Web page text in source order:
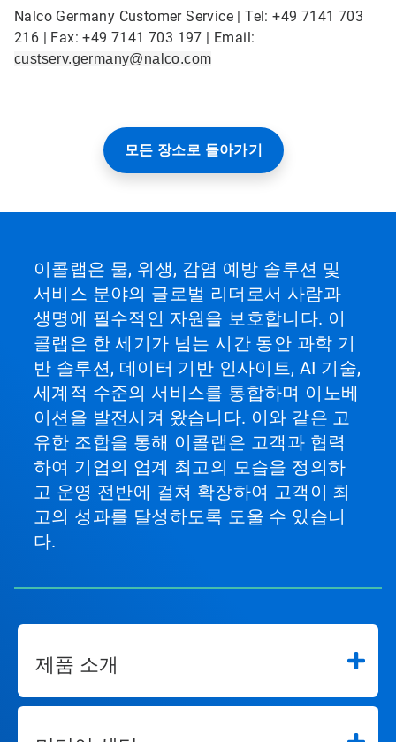
Nalco Germany Customer Service | Tel: +49 7141 703
216 | Fax: +49 7141 703 197 | Email:
custserv.germany@nalco.com
모든 장소로 돌아가기
이콜랩은 물, 위생, 감염 예방 솔루션 및
서비스 분야의 글로벌 리더로서 사람과
생명에 필수적인 자원을 보호합니다. 이
콜랩은 한 세기가 넘는 시간 동안 과학 기
반 솔루션, 데이터 기반 인사이트, AI 기술,
세계적 수준의 서비스를 통합하며 이노베
이션을 발전시켜 왔습니다. 이와 같은 고
유한 조합을 통해 이콜랩은 고객과 협력
하여 기업의 업계 최고의 모습을 정의하
고 운영 전반에 걸쳐 확장하여 고객이 최
고의 성과를 달성하도록 도울 수 있습니
다.
제품 소개